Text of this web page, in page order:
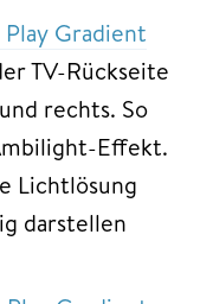
Gradient
TV-Rückseite
rechts. So
Effekt.
Lichtlösung
darstellen